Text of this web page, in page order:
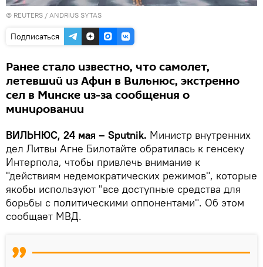
© REUTERS / ANDRIUS SYTAS
Подписаться
Ранее стало известно, что самолет,
летевший из Афин в Вильнюс, экстренно
сел в Минске из-за сообщения о
минировании
ВИЛЬНЮС, 24 мая – Sputnik. Министр внутренних
дел Литвы Агне Билотайте обратилась к генсеку
Интерпола, чтобы привлечь внимание к
"действиям недемократических режимов", которые
якобы используют "все доступные средства для
борьбы с политическими оппонентами". Об этом
сообщает МВД.